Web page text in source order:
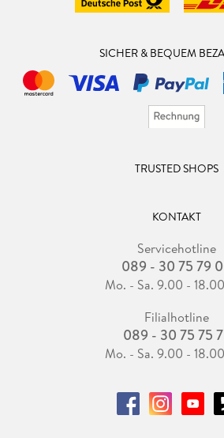
SICHER & BEQUEM
TRUSTED SHOPS
KONTAKT
Servicehotline
089 - 30 75 79
Mo. - Sa. 9.00 -
Filialhotline
089 - 30 75 75
Mo. - Sa. 9.00 -